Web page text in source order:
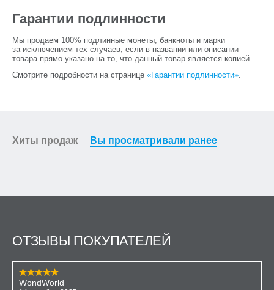
Гарантии подлинности
Мы продаем 100% подлинные монеты, банкноты и марки
за исключением тех случаев, если в названии или описании
товара прямо указано на то, что данный товар является копией.
Смотрите подробности на странице «Гарантии подлинности».
Хиты продаж Вы просматривали ранее
ОТЗЫВЫ ПОКУПАТЕЛЕЙ
WondWorld